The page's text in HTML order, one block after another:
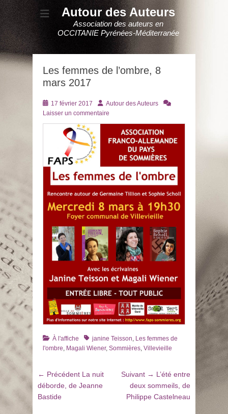
Autour des Auteurs
Association des auteurs en
OCCITANIE Pyrénées-Méditerranée
Les femmes de l’ombre, 8
mars 2017
Posté
le
17 février 2017 AuteurAutour des Auteurs
Laisser un commentaire
Catégories
À l'affiche Tagsjanine Teisson, Les femmes de
l'ombre, Magali Wiener, Sommières, Villevieille
Navigation
de
l’article
← Précédent Article
précédent
La nuit
déborde, de Jeanne
Bastide
Suivant → Article
suivant
:
L’été entre
deux sommeils, de
Philippe Castelneau